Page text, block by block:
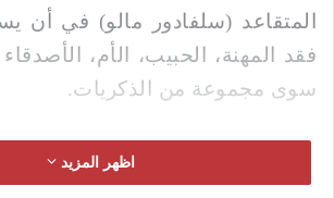
المتقاعد (سلفادور مالو) في أن
فقد المهنة، الحبيب، الأم،
سوى مجموعة من الذكريات.
المخرج الإسباني الكبير دائم
اظهر المزيد